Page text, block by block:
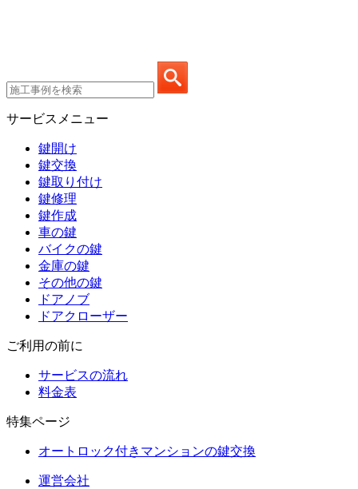
サービスメニュー
鍵開け
鍵交換
鍵取り付け
鍵修理
鍵作成
車の鍵
バイクの鍵
金庫の鍵
その他の鍵
ドアノブ
ドアクローザー
ご利用の前に
サービスの流れ
料金表
特集ページ
オートロック付きマンションの鍵交換
運営会社